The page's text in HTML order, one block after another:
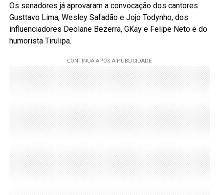
Os senadores já aprovaram a convocação dos cantores
Gusttavo Lima, Wesley Safadão e Jojo Todynho, dos
influenciadores Deolane Bezerra, GKay e Felipe Neto e do
humorista Tirulipa.